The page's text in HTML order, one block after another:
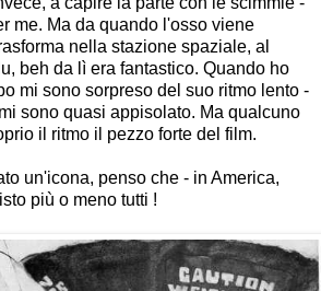
me. Ma da quando l'osso viene
nella stazione spaziale, al
beh da lì era fantastico. Quando ho
mi sono sorpreso del suo ritmo lento -
sono quasi appisolato. Ma qualcuno
il ritmo il pezzo forte del film.
un'icona, penso che - in America,
più o meno tutti !